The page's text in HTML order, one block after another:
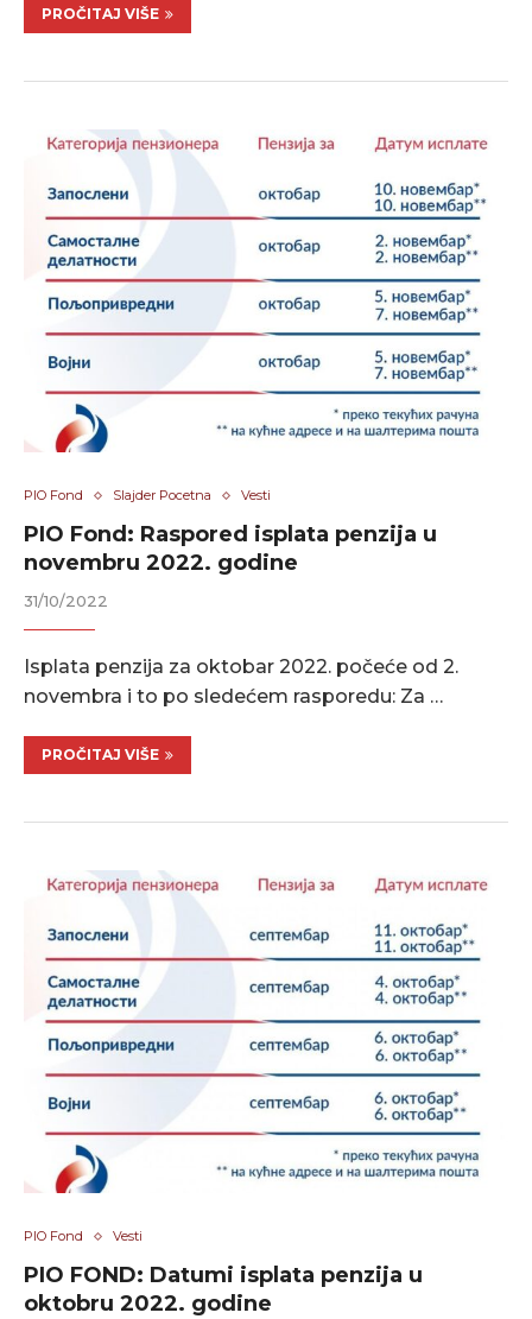
PROČITAJ VIŠE
PIO Fond Slajder Pocetna Vesti
PIO Fond: Raspored isplata penzija u
novembru 2022. godine
31/10/2022
Isplata penzija za oktobar 2022. počeće od 2.
novembra i to po sledećem rasporedu: Za …
PROČITAJ VIŠE
PIO Fond Vesti
PIO FOND: Datumi isplata penzija u
oktobru 2022. godine